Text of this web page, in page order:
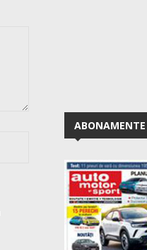
ABONAMENTE